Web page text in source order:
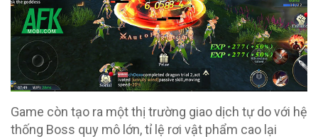
Game còn tạo ra một thị trường giao dịch tự do với hệ
thống Boss quy mô lớn, tỉ lệ rơi vật phẩm cao lại